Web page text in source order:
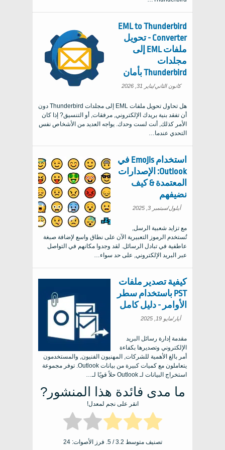
EML to Thunderbird
Converter - تحويل
ملفات EML إلى
مجلدات
Thunderbird بأمان
كانون الثاني/يناير 31, 2026
هل تحاول تحويل ملفات EML إلى مجلدات Thunderbird دون
أن تفقد بنية بريدك الإلكتروني, مرفقات, أو التنسيق? إذا كان
الأمر كذلك, أنت لست وحدك. يواجه العديد من الأشخاص نفس
التحدي عندما…
استخدام Emojis في
Outlook: الإصدارات
المعتمدة & كيف
نضيفهم
أيلول/سبتمبر 3, 2025
مع تزايد شعبية الرسل,
تُستخدم الرموز التعبيرية الآن على نطاق واسع لإضافة صبغة
عاطفية في تبادل الرسائل. لقد وجدوا مكانهم في التواصل
عبر البريد الإلكتروني, على حد سواء…
كيفية تصدير ملفات
PST باستخدام سطر
الأوامر - دليل كامل
أيار/مايو 19, 2025
مقدمة إدارة رسائل البريد
الإلكتروني وتصديرها بكفاءة
أمر بالغ الأهمية للشركات, المهنيون الفنيون, والمستخدمون
يتعاملون مع كميات كبيرة من بيانات Outlook. توفر مجموعة
استخراج البيانات لـ Outlook حلاً قويًا لـ…
ما مدى فائدة هذا المنشور?
انقر على نجم لمعدل!
تصنيف متوسط 3.2/ 5. فرز الأصوات: 24